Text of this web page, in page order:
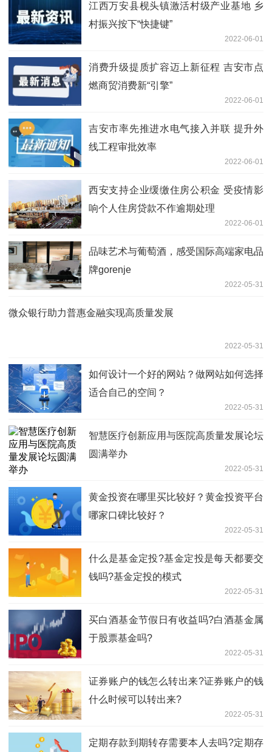
江西万安县枧头镇激活村级产业基地 乡
村振兴按下“快捷键”
2022-06-01
消费升级提质扩容迈上新征程 吉安市点
燃商贸消费新“引擎”
2022-06-01
吉安市率先推进水电气接入并联 提升外
线工程审批效率
2022-06-01
西安支持企业缓缴住房公积金 受疫情影
响个人住房贷款不作逾期处理
2022-06-01
品味艺术与葡萄酒，感受国际高端家电品
牌gorenje
2022-05-31
微众银行助力普惠金融实现高质量发展
2022-05-31
如何设计一个好的网站？做网站如何选择
适合自己的空间？
2022-05-31
智慧医疗创新应用与医院高质量发展论坛
圆满举办
2022-05-31
黄金投资在哪里买比较好？黄金投资平台
哪家口碑比较好？
2022-05-31
什么是基金定投?基金定投是每天都要交
钱吗?基金定投的模式
2022-05-31
买白酒基金节假日有收益吗?白酒基金属
于股票基金吗?
2022-05-31
证券账户的钱怎么转出来?证券账户的钱
什么时候可以转出来?
2022-05-31
定期存款到期转存需要本人去吗?定期存